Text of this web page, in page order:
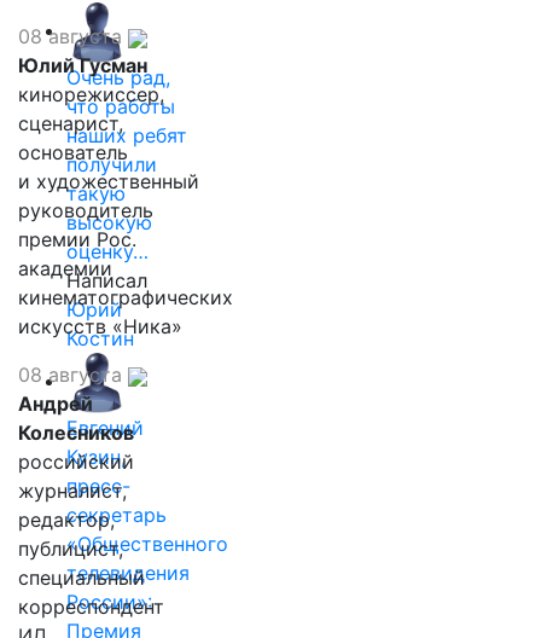
Очень рад,
что работы
наших ребят
получили
такую
высокую
оценку…
Написал
Юрий
Костин
Евгений
Кузин,
пресс-
секретарь
«Общественного
телевидения
России»:
Премия
08 августа
Юлий Гусман
кинорежиссер,
сценарист,
основатель
и художественный
руководитель
премии Рос.
академии
кинематографических
искусств «Ника»
08 августа
Андрей
Колесников
российский
журналист,
редактор,
публицист,
специальный
корреспондент